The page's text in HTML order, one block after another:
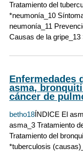
Tratamiento del
*neumonía_10
neumonía_11
Causas de la gripe_13
Enfermedades
asma,
cáncer de
betho18ÍNDICE El
asma_3 Tratamiento
Tratamiento del
*tuberculosis